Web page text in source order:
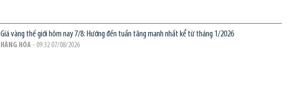
Giá vàng thế giới hôm nay 7/8: Hướng đến tuần tăng mạnh nhất kể từ tháng 1/2026
HÀNG HÓA - 09:32 07/08/2026